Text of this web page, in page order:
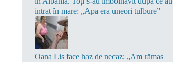
intrat în mare: „Apa era uneori tulbure”
Oana Lis face haz de necaz: „Am rămas